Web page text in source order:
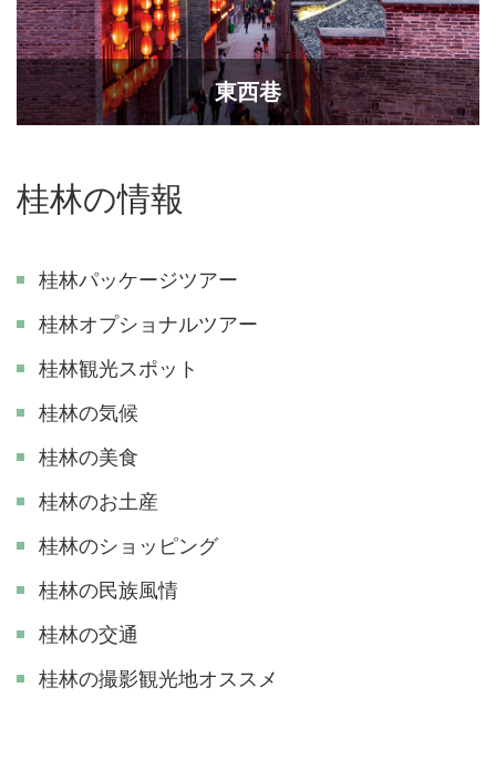
東西巷
桂林の情報
桂林パッケージツアー
桂林オプショナルツアー
桂林観光スポット
桂林の気候
桂林の美食
桂林のお土産
桂林のショッピング
桂林の民族風情
桂林の交通
​桂林の撮影観光地オススメ